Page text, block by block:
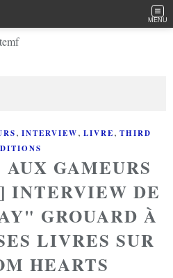
MENU
, INTERVIEW, LIVRE, THIRD
GAMEURS
INTERVIEW DE
GROUARD À
LIVRES SUR
HEARTS